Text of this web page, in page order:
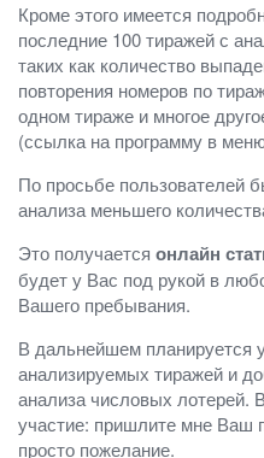
Кроме этого имеется
последние 100 тиражей с
таких как количество
повторения номеров по
одном тираже и многое
(ссылка на программу в
По просьбе пользователей
анализа меньшего
Это получается онлайн
будет у Вас под рукой в
Вашего пребывания.
В дальнейшем планируется
анализируемых тиражей и
анализа числовых лотерей.
участие: пришлите мне Ваш
просто пожелание.